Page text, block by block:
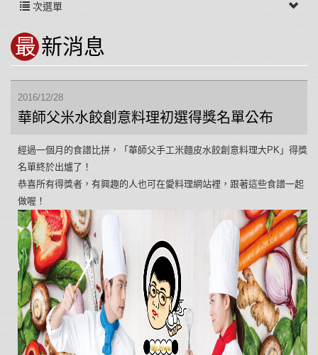
次選單
最新消息
2016/12/28
華師父米水餃創意料理初選得獎名單公布
經過一個月的食譜比拼，「華師父手工米麵皮水餃創意料理大PK」得獎
名單終於出爐了！
恭喜所有得獎者，有興趣的人也可在愛料理網站裡，跟著這些食譜一起
做喔！